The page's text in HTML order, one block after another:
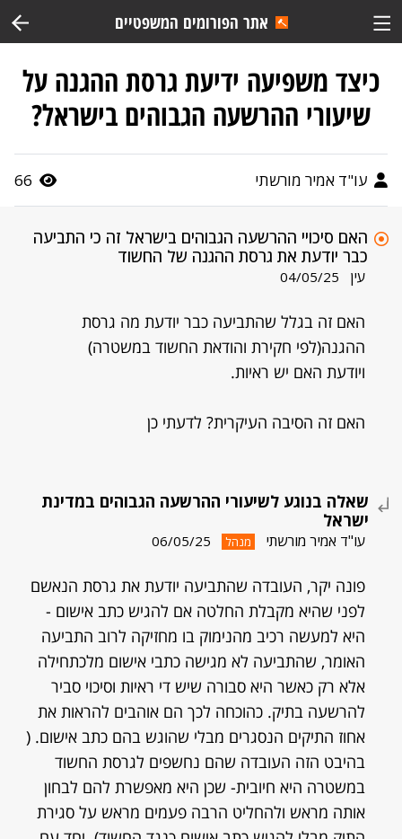
אתר הפורומים המשפטיים
כיצד משפיעה ידיעת גרסת ההגנה על
שיעורי ההרשעה הגבוהים בישראל?
עו"ד אמיר מורשתי 66
האם סיכויי ההרשעה הגבוהים בישראל זה כי התביעה
כבר יודעת את גרסת ההגנה של החשוד
עין 04/05/25
האם זה בגלל שהתביעה כבר יודעת מה גרסת
ההגנה(לפי חקירת והודאת החשוד במשטרה)
ויודעת האם יש ראיות.
האם זה הסיבה העיקרית? לדעתי כן
שאלה בנוגע לשיעורי ההרשעה הגבוהים במדינת
ישראל
עו"ד אמיר מורשתי מנהל 06/05/25
פונה יקר, העובדה שהתביעה יודעת את גרסת הנאשם
לפני שהיא מקבלת החלטה אם להגיש כתב אישום -
היא למעשה רכיב מהנימוק בו מחזיקה לרוב התביעה
האומר, שהתביעה לא מגישה כתבי אישום מלכתחילה
אלא רק כאשר היא סבורה שיש די ראיות וסיכוי סביר
להרשעה בתיק. כהוכחה לכך הם אוהבים להראות את
אחוז התיקים הנסגרים מבלי שהוגש בהם כתב אישום. (
בהיבט הזה העובדה שהם נחשפים לגרסת החשוד
במשטרה היא חיובית- שכן היא מאפשרת להם לבחון
אותה מראש ולהחליט הרבה פעמים מראש על סגירת